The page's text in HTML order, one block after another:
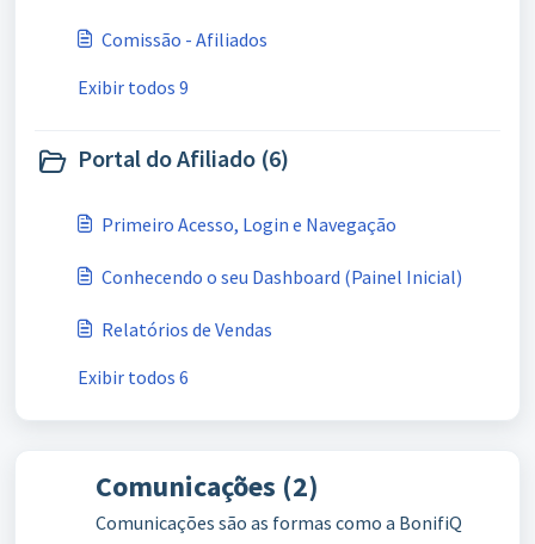
Comissão - Afiliados
Exibir todos 9
Portal do Afiliado (6)
Primeiro Acesso, Login e Navegação
Conhecendo o seu Dashboard (Painel Inicial)
Relatórios de Vendas
Exibir todos 6
Comunicações (2)
Comunicações são as formas como a BonifiQ